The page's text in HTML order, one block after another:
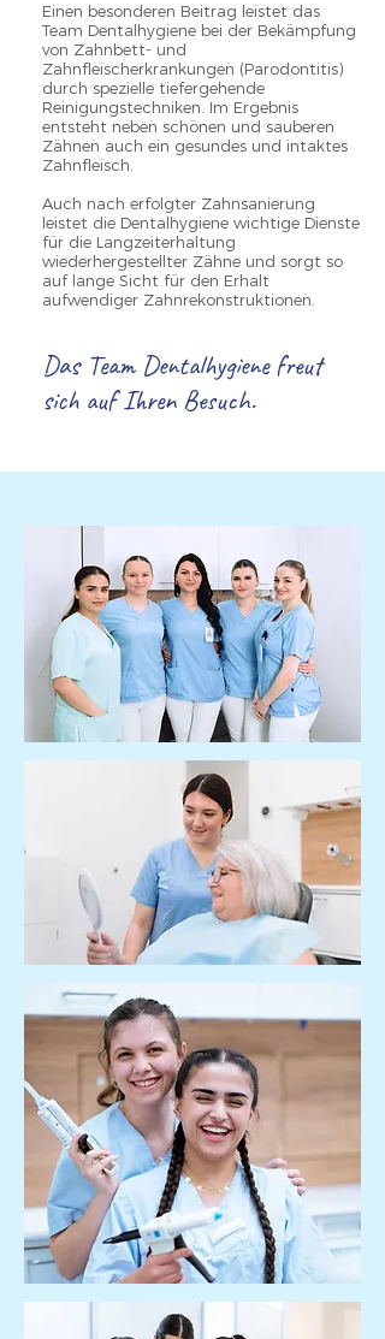
Einen besonderen Beitrag leistet das
Team Dentalhygiene bei der Bekämpfung
von Zahnbett- und
Zahnfleischerkrankungen (Parodontitis)
durch spezielle tiefergehende
Reinigungstechniken. Im Ergebnis
entsteht neben schönen und sauberen
Zähnen auch ein gesundes und intaktes
Zahnfleisch.
Auch nach erfolgter Zahnsanierung
leistet die Dentalhygiene wichtige Dienste
für die Langzeiterhaltung
wiederhergestellter Zähne und sorgt so
auf lange Sicht für den Erhalt
aufwendiger Zahnrekonstruktionen.
Das Team Dentalhygiene freut
sich auf Ihren Besuch.